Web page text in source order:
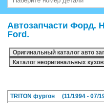
Автозапчасти Форд.
Ford.
TRITON фургон (11/1994 - 07/